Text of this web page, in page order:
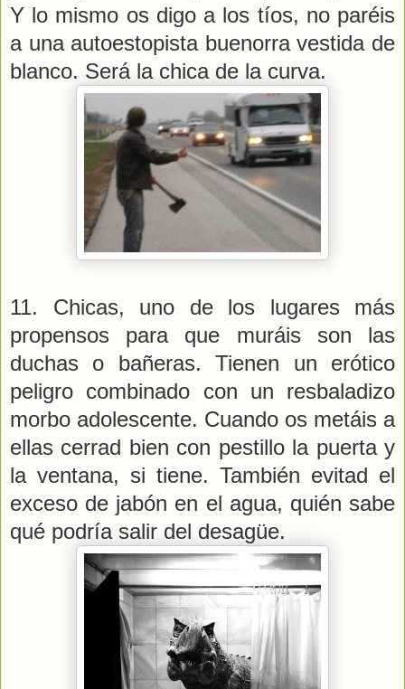
Y lo mismo os digo a los tíos, no paréis
a una autoestopista buenorra vestida de
blanco. Será la chica de la curva.
11. Chicas, uno de los lugares más
propensos para que muráis son las
duchas o bañeras. Tienen un erótico
peligro combinado con un resbaladizo
morbo adolescente. Cuando os metáis a
ellas cerrad bien con pestillo la puerta y
la ventana, si tiene. También evitad el
exceso de jabón en el agua, quién sabe
qué podría salir del desagüe.